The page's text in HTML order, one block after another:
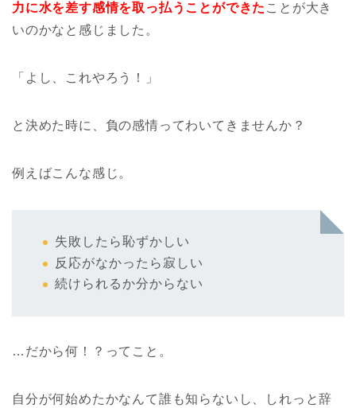
力に水を差す感情を取っ払うことができた ことが大き
いのかなと感じました。
「よし、これやろう！」
と決めた時に、負の感情ってわいてきませんか？
例えばこんな感じ。
失敗したら恥ずかしい
反応がなかったら寂しい
続けられるか分からない
…だから何！？ってこと。
自分が何始めたかなんて誰も知らないし、しれっと辞